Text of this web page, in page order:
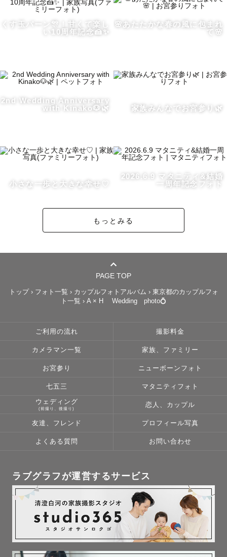
これまで、結婚式場で新郎新婦のアテンド業務や
オーダーメイドジュエリー販売員として
多くのお客様に寄り添ってきました💍
𓈒 𓏸 𓐍  𓂃 𓈒𓏸 𓂃◌𓈒𓐍 𓈒 𓈒 𓏸 𓐍  𓂃 𓈒𓏸 𓂃◌𓈒𓐍 𓈒 𓈒
ー大切にしている想いー
当たり前の日常は永遠には続かないことを強く実感しまし
父の病気が発覚した際に、母と私は別室に呼ばれ《余命3ヶ
月》と医師から告げられました。
必死に七五三の前撮りの出来るスタジオを探しました。
結果として家族写真や父と母のふたりの写真を残すことが
でき、今では我が家の玄関にも飾っている大切な宝物です
悲しみの先に「今もこれからもずっと」父は私の心の中で
大切な人を亡くした事をきっかけに、より多くの方に”幸せ
ます📸✨
《Maile / マイレ》はハワイ語で
【平和・愛・絆】を象徴する意味合いがあるそうです。
特にMaile lei(マイレ・レイ)は結び目のない形で首にかけ
る特別なレイで【終わりのない絆】を表すとされていると
この出張撮影を通して多くのゲストさんたちとのご縁を大
くす玉パーン🎊！甘くて楽し
い10周年記念🍰✨
🌸あたたかな春の風に包まれ
て🌸
2nd Wedding Anniversary
with Kinako🐶🌿
家族みんなでお宮参り🌿
小さな一歩と大きな幸せ♡
2026.6.9 マタニティ&結婚
一周年記念フォト
もっとみる
PAGE TOP
トップ› フォト一覧 › カップルフォトアルバム › 東京都のカップルフォ
ト一覧 › A × H Wedding photo💍
ご利用の流れ 撮影料金
カメラマン一覧 家族、ファミリー
お宮参り ニューボーンフォト
七五三 マタニティフォト
ウェディング
(前撮り、後撮り)
恋人、カップル
友達、フレンド プロフィール写真
よくある質問 お問い合わせ
ラブグラフが運営するサービス